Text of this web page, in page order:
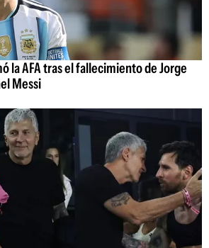
la AFA tras el fallecimiento de Jorge
Messi